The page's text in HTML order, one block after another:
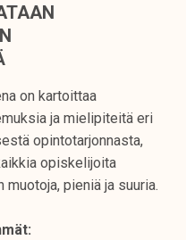
on kartoittaa
ja mielipiteitä eri
opintotarjonnasta,
opiskelijoita
pieniä ja suuria.